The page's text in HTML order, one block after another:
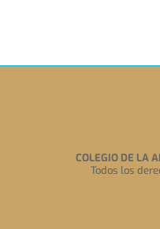
COLEGIO DE LA
Todos los